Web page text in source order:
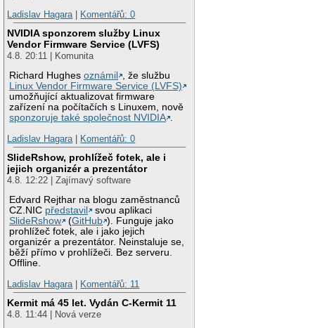
Ladislav Hagara| Komentářů: 0
NVIDIA sponzorem služby Linux
Vendor Firmware Service (LVFS)
4.8. 20:11 | Komunita
Richard Hughesoznámil
, že službu
Linux Vendor Firmware Service (LVFS)
umožňující aktualizovat firmware
zařízení na počítačích s Linuxem, nově
sponzoruje také společnost NVIDIA .
Ladislav Hagara| Komentářů: 0
SlideRshow, prohlížeč fotek, ale i
jejich organizér a prezentátor
4.8. 12:22 | Zajímavý software
Edvard Rejthar na blogu zaměstnanců
CZ.NIC představil
svou aplikaci
SlideRshow
(GitHub ). Funguje jako
prohlížeč fotek, ale i jako jejich
organizér a prezentátor. Neinstaluje se,
běží přímo v prohlížeči. Bez serveru.
Offline.
Ladislav Hagara| Komentářů: 11
Kermit má 45 let. Vydán C-Kermit 11
4.8. 11:44 | Nová verze